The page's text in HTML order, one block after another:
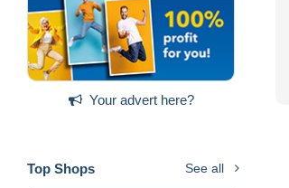
Your advert here?
Top Shops See all